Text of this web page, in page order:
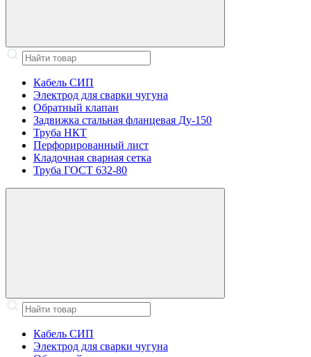
Кабель СИП
Электрод для сварки чугуна
Обратный клапан
Задвижка стальная фланцевая Ду-150
Труба НКТ
Перфорированный лист
Кладочная сварная сетка
Труба ГОСТ 632-80
Кабель СИП
Электрод для сварки чугуна